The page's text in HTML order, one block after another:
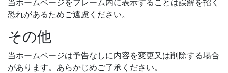
恐れがあるためご遠慮ください。
その他
当ホームページは予告なしに内容を変更又は削除する場合
があります。あらかじめご了承ください。